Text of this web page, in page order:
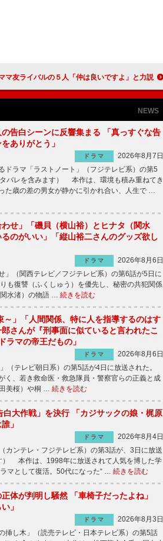
験ママの杏「母親は子供がつくってくれる」 ママ友ライバルの５人「仲は良いですよ」と力説
NEWS
の告白シーンに反響集まる 「真っすぐな告
ありがとう」
ドラマ
2026年8月7日
ラマ「ラストノート」（フジテレビ系）の第5
バレを含みます） 本作は、環境も積み重ねてき
た歳の差の男女が静かに引かれ合い、人生で …
わせ」「磯貝（横山裕）とヒナタ（関水
のがいい」「縦山裕二さんのグッズ欲し
ドラマ
2026年8月6日
（関西テレビ／フジテレビ系）の第6話が5日に
復讐（ふくしゅう）を優先し、秘密の共犯関係
水渚）の物語 … 続きを読む
～」「人間関係、特に人を指導するのはす
さんが『刑事面に似ていると言われたこ
ラマの帝王だもの」
ドラマ
2026年8月6日
テレビ朝日系）の第5話が4日に放送された。
、若き救命医・救急隊員・警察官らの正義と成
美桜）や桐 … 続きを読む
白大作戦」を決行 「カジサックの娘・梶原
」
ドラマ
2026年8月4日
カンテレ・フジテレビ系）の第3話が、3日に放送
） 本作は、1998年に放送されて人気を博した学
マとして復活。50代になった“ … 続きを読む
体が判明し騒然 「車椅子だったよね」
」
ドラマ
2026年8月3日
し木」（読売テレビ・日本テレビ系）の第5話